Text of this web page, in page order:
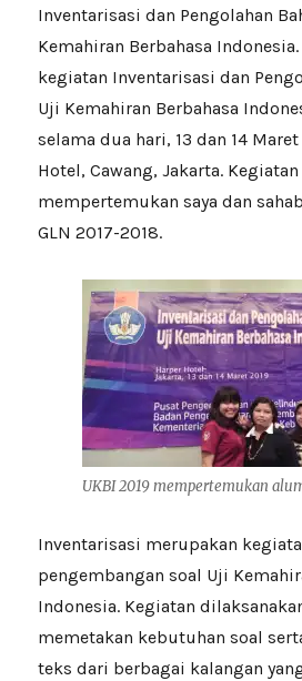
Inventarisasi dan Pengolahan
Kemahiran Berbahasa Indonesia.
kegiatan Inventarisasi dan
Uji Kemahiran Berbahasa
selama dua hari, 13 dan 14
Hotel, Cawang, Jakarta.
mempertemukan saya dan
GLN 2017-2018.
UKBI 2019 mempertemukan
Inventarisasi merupakan
pengembangan soal Uji
Indonesia. Kegiatan
memetakan kebutuhan soal
teks dari berbagai kalangan